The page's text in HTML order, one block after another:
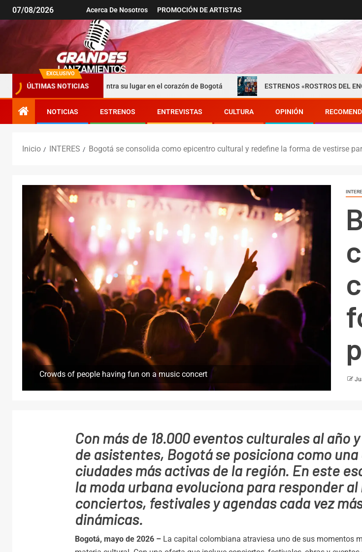
07/08/2026 Acerca De Nosotros PROMOCIÓN DE ARTISTAS
EXCLUSIVO
ÚLTIMAS NOTICIAS
que encuentra su lugar en el corazón de Bogotá ESTRENOS «ROSTROS DEL ENGAÑO»,
NOTICIAS ESTRENOS ENTREVISTAS CULTURA OPINIÓN
Inicio INTERES Bogotá se consolida como epicentro cultural y redefine la forma de vestirse
Crowds of people having fun on a music concert
Conmás de 18.000 eventos culturales al añoy
de asistentes, Bogotá se posiciona como una
ciudades más activas de la región. En este
la moda urbana evoluciona para responder
conciertos, festivales y agendas cada vez
dinámicas.
Bogotá, mayo de 2026 –La capital colombiana atraviesa uno de sus momentos